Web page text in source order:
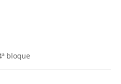
bloque